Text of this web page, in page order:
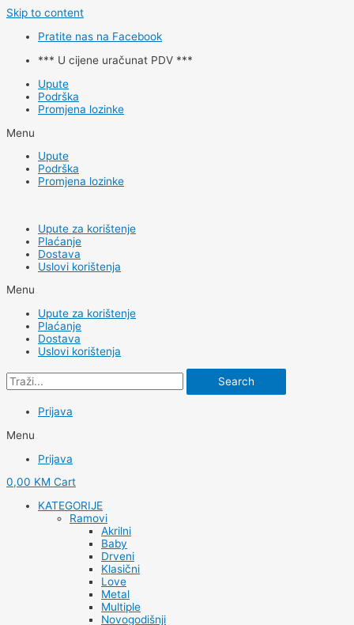
Skip to content
Pratite nas na Facebook
*** U cijene uračunat PDV ***
Upute
Podrška
Promjena lozinke
Menu
Upute
Podrška
Promjena lozinke
Upute za korištenje
Plaćanje
Dostava
Uslovi korištenja
Menu
Upute za korištenje
Plaćanje
Dostava
Uslovi korištenja
Search
Prijava
Menu
Prijava
0,00 KM Cart
KATEGORIJE
Ramovi
Akrilni
Baby
Drveni
Klasični
Love
Metal
Multiple
Novogodišnji